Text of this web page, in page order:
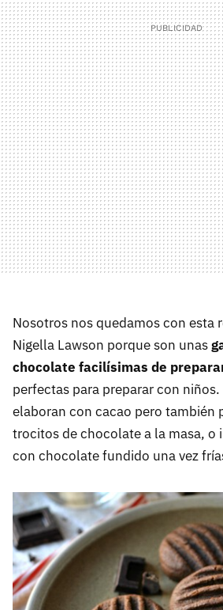
Nosotros nos quedamos con esta
Nigella Lawson porque son unas
chocolate facilísimas de
perfectas para preparar con niños.
elaboran con cacao pero también
trocitos de chocolate a la masa, o
con chocolate fundido una vez